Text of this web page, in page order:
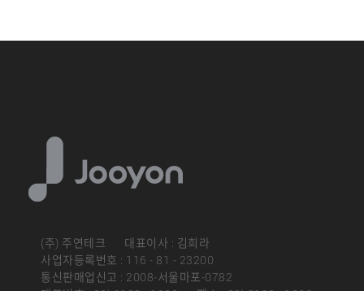
(주) 주연테크
대표이사 : 김희라
사업자등록번호 : 116 - 81 - 23200
통신판매업신고 : 2008-서울마포-0782